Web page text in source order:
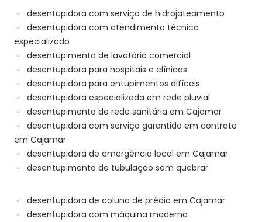
desentupidora com serviço de hidrojateamento
desentupidora com atendimento técnico
especializado
desentupimento de lavatório comercial
desentupidora para hospitais e clínicas
desentupidora para entupimentos difíceis
desentupidora especializada em rede pluvial
desentupimento de rede sanitária em Cajamar
desentupidora com serviço garantido em contrato
em Cajamar
desentupidora de emergência local em Cajamar
desentupimento de tubulação sem quebrar
desentupidora de coluna de prédio em Cajamar
desentupidora com máquina moderna